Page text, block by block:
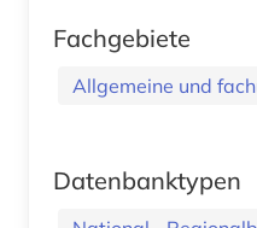
Fachgebiete
Allgemeine und
Datenbanktypen